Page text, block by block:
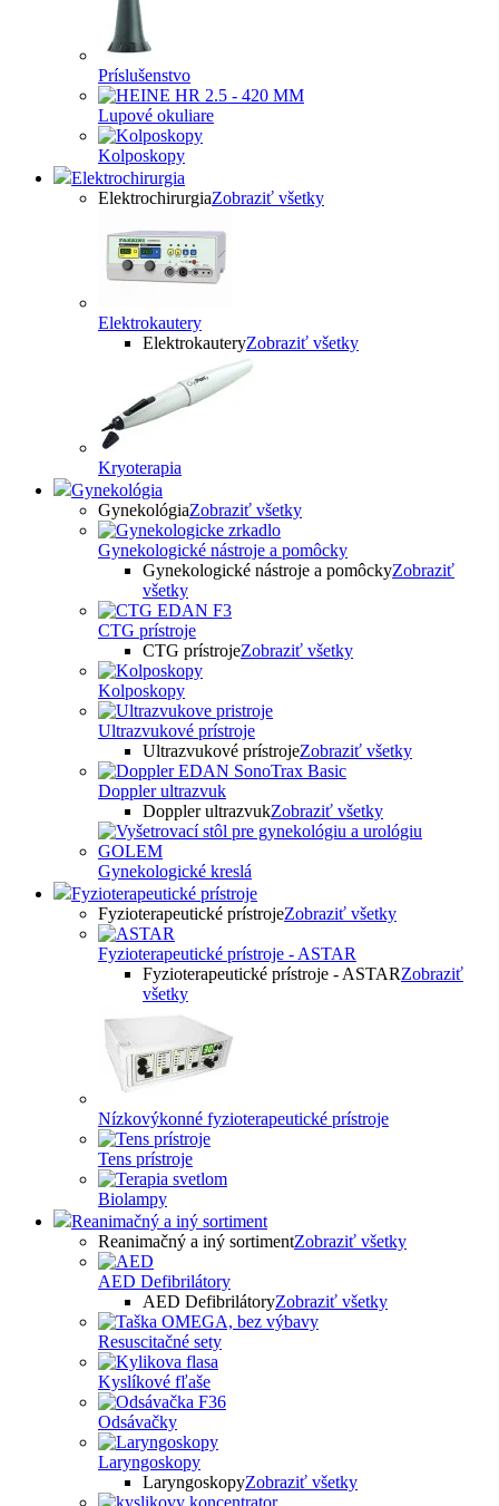
Príslušenstvo
Lupové okuliare
Kolposkopy
Elektrochirurgia
ElektrochirurgiaZobraziť všetky
Elektrokautery
ElektrokauteryZobraziť všetky
Kryoterapia
Gynekológia
GynekológiaZobraziť všetky
Gynekologické nástroje a pomôcky
Gynekologické nástroje a pomôckyZobraziť
všetky
CTG prístroje
CTG prístrojeZobraziť všetky
Kolposkopy
Ultrazvukové prístroje
Ultrazvukové prístrojeZobraziť všetky
Doppler ultrazvuk
Doppler ultrazvukZobraziť všetky
Gynekologické kreslá
Fyzioterapeutické prístroje
Fyzioterapeutické prístrojeZobraziť všetky
Fyzioterapeutické prístroje - ASTAR
Fyzioterapeutické prístroje - ASTARZobraziť
všetky
Nízkovýkonné fyzioterapeutické prístroje
Tens prístroje
Biolampy
Reanimačný a iný sortiment
Reanimačný a iný sortimentZobraziť všetky
AED Defibrilátory
AED DefibrilátoryZobraziť všetky
Resuscitačné sety
Kyslíkové fľaše
Odsávačky
Laryngoskopy
LaryngoskopyZobraziť všetky